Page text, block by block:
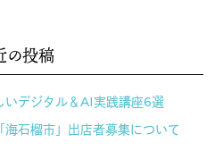
の投稿
デジタル＆AI実践講座6選
石榴市」出店者募集について